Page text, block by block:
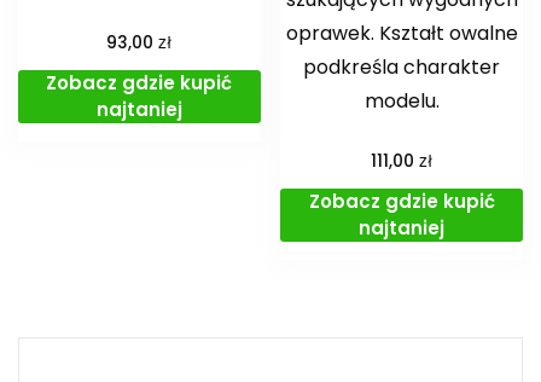
93,00zł
Zobacz gdzie kupić
najtaniej
oprawek. Kształt owalne
podkreśla charakter
modelu.
111,00zł
Zobacz gdzie kupić
najtaniej